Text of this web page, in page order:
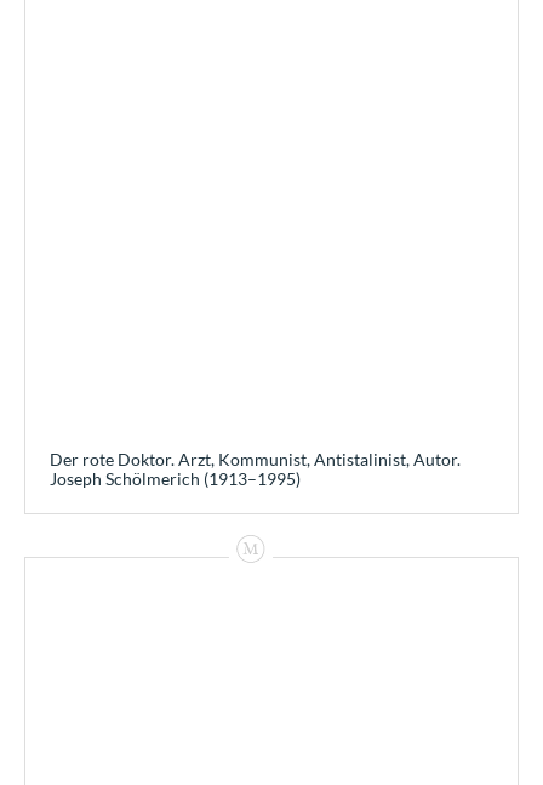
Der rote Doktor. Arzt, Kommunist, Antistalinist, Autor.
Joseph Schölmerich (1913–1995)